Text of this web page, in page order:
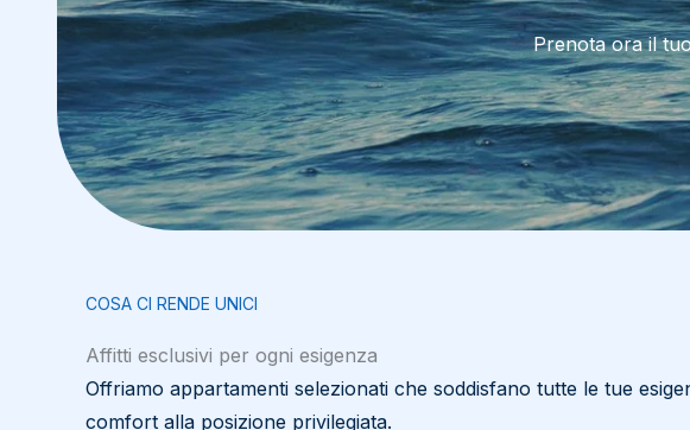
Prenota ora il
COSA CI RENDE UNICI
Affitti esclusivi per ogni esigenza
Offriamo appartamenti selezionati che soddisfano tutte le tue
comfort alla posizione privilegiata.